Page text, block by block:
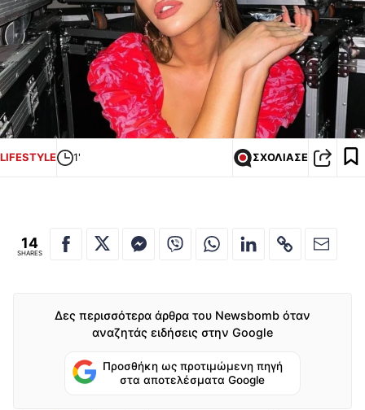
LIFESTYLE 1' ΣΧΟΛΙΑΣΕ
14
SHARES
Δες περισσότερα άρθρα του Newsbomb όταν
αναζητάς ειδήσεις στην Google
Προσθήκη ως προτιμώμενη πηγή
στα αποτελέσματα Google